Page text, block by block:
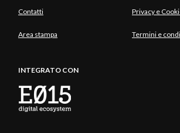
Contatti Privacy e
Area stampa Termini e
INTEGRATO CON